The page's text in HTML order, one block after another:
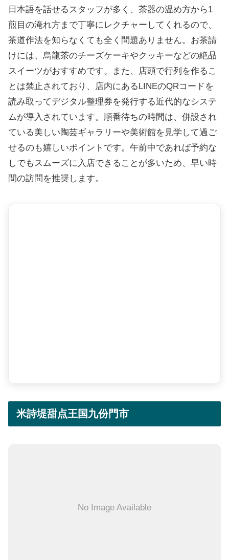
日本語を話せるスタッフが多く、茶器の温め方から1
煎目の淹れ方まで丁寧にレクチャーしてくれるので、
茶道作法を知らなくても全く問題ありません。お茶請
けには、烏龍茶のチーズケーキやクッキーなどの絶品
スイーツがおすすめです。また、店頭で行列を作るこ
とは禁止されており、店内にあるLINEのQRコードを
読み取ってデジタル整理券を発行する近代的なシステ
ムが導入されています。順番待ちの時間は、併設され
ている美しい陶芸ギャラリーや美術館を見学して過ご
せるのも嬉しいポイントです。午前中であれば予約な
しでもスムーズに入店できることが多いため、早い時
間の訪問を推奨します。
米詩堤甜点王国九份門市
No Image Available